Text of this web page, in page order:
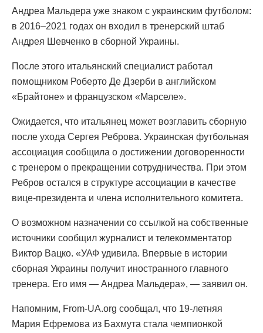
Андреа Мальдера уже знаком с украинским футболом:
в 2016–2021 годах он входил в тренерский штаб
Андрея Шевченко в сборной Украины.
После этого итальянский специалист работал
помощником Роберто Де Дзерби в английском
«Брайтоне» и французском «Марселе».
Ожидается, что итальянец может возглавить сборную
после ухода Сергея Реброва. Украинская футбольная
ассоциация сообщила о достижении договоренности
с тренером о прекращении сотрудничества. При этом
Ребров остался в структуре ассоциации в качестве
вице-президента и члена исполнительного комитета.
О возможном назначении со ссылкой на собственные
источники сообщил журналист и телекомментатор
Виктор Вацко. «УАФ удивила. Впервые в истории
сборная Украины получит иностранного главного
тренера. Его имя — Андреа Мальдера», — заявил он.
Напомним, From-UA.org сообщал, что 19-летняя
Мария Ефремова из Бахмута стала чемпионкой